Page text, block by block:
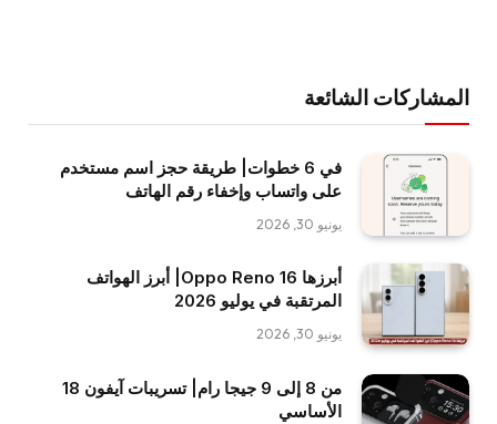
المشاركات الشائعة
في 6 خطوات| طريقة حجز اسم مستخدم
على واتساب وإخفاء رقم الهاتف
يونيو 30, 2026
أبرزها Oppo Reno 16| أبرز الهواتف
المرتقبة في يوليو 2026
يونيو 30, 2026
من 8 إلى 9 جيجا رام| تسريبات آيفون 18
الأساسي